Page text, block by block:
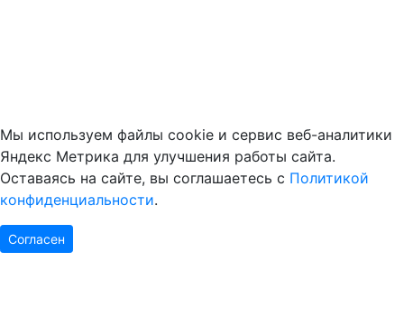
Мы используем файлы cookie и сервис веб-аналитики
Яндекс Метрика для улучшения работы сайта.
Оставаясь на сайте, вы соглашаетесь с Политикой
конфиденциальности.
Согласен